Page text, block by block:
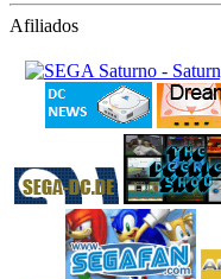
Afiliados